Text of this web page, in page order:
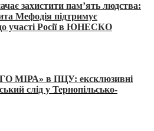
захистити пам’ять людства:
Мефодія підтримує
участі Росії в ЮНЕСКО
в ПЦУ: ексклюзивні
слід у Тернопільсько-